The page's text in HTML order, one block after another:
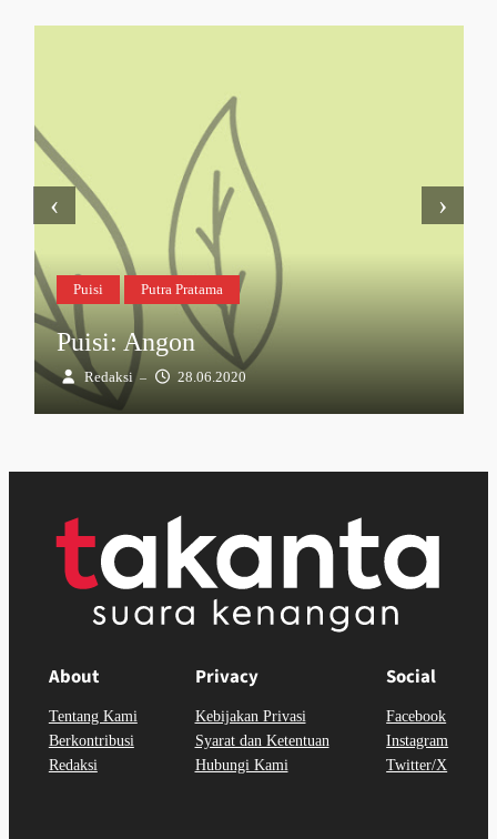
Puisi Putra Pratama
Puisi: Angon
Redaksi – 28.06.2020
‹ ›
About
Tentang Kami
Berkontribusi
Redaksi
Privacy
Kebijakan Privasi
Syarat dan Ketentuan
Hubungi Kami
Social
Facebook
Instagram
Twitter/X